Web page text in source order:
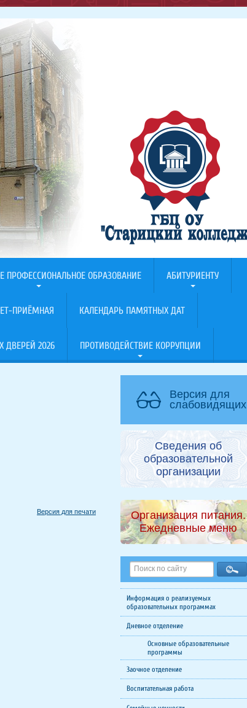
ПРОФЕССИОНАЛЬНОЕ ОБРАЗОВАНИЕ АБИТУРИЕНТУ
ПРИЁМНАЯ КАЛЕНДАРЬ ПАМЯТНЫХ ДАТ
2026 ПРОТИВОДЕЙСТВИЕ КОРРУПЦИИ
Версия для печати
Версия для
слабовидящих
Сведения об
образовательной
организации
Организация питания.
Ежедневные меню
Информация о реализуемых
образовательных программах
Дневное отделение
Основные образовательные
программы
Заочное отделение
Воспитательная работа